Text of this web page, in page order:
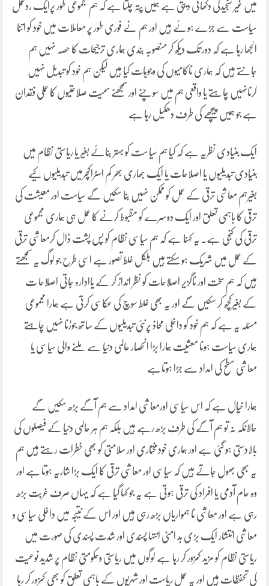
میں غیر سنجیدگی دکھائی دیتی ہے ہمیں پتہ چلتا ہے کہ ہم مجموعی طور پرایک ردعمل
سیاست سے جڑے ہوئے ہیں اور ہم نے فوری طور پر معاملات میں خود کو اتنا
الجھا رہا ہے کہ دور تک دیکھ کر منصوبہ بندی ہماری ترجیحات کا حصہ نہیں ہم
جانتے ہیں کہ ہماری ناکامیوں کی وجوہات کیا ہیں لیکن ہم خود کو تبدیل نہیں
کرنانہیں چاہتے یا واقعی ہم میں سوچنے اور سمجھنے سمیت صلاحتیوں کا عملی فقدان
ہے جو ہمیں پیچھے کی طرف دھکیل رہا ہے
ایک بنیادی نظریہ ہے کہ کیا ہم سیا ست کو بہتر بنائے بغیر یا ریاستی نظام میں
بنیادی تبدیلیوں یا اصلاحات یا ایک بھاری بھر کم اسٹراکچرمیں تبدیلیوں کیے
بغیرہم معاشی ترقی کے عمل کو ممکن نہیں بنا سکیں گے سیاست اور معیشت کی
ترقی کا باہمی تعلق اور ایک دوسرے کو مظبوط کرنے کا عمل ہی ہماری مجموعی
ترقی کی کنجی ہے۔ یہ کہنا ہے کہ ہم سیاسی نظام کو پس پشت ڈال کرمعاشی ترقی
کے عمل میں شریک ہو سکتے ہیں بلکل غلط تصور ہے اسی طرح جو لوگ یہ سمجھتے
ہیں کہ ہم سخت اور ناگزیر اصلاحات کو نظر انداز کر کے یاادارہ جاتی اصلاحا ت
کے بغیرکچھ کر سکیں گے اور یہ بھی غلط سوچ کی عکاسی کرتی ہے ہمارا مجموعی
مسئلہ یہ ہے کہ ہم خود کو داخلی محاذ پرنئی تبدیلیوں کے ساتھ جوڑنا نہیں چاہتے
ہماری سیاست ہونا معشیت ہمارا بڑا انحصار عالمی دنیا سے ملنے والی سیاسی یا
معاشی سطح کی امداد سے جڑا ہوتاہے
ہمارا خیال ہے کہ اس سیاسی اورمعاشی امداد سے ہم آگے بڑھ سکیں گے
حالانکہ نہ تو ہم آگے کی طرف بڑھ رہے ہیں بلکہ ہم ہر عالمی دنیا کے فیصلوں کی
بالادستی ہو گئی ہے اور ہماری خودمختاری اور سلامتی کو بھی خطرات رہتے ہیں ہم
یہ بھی بھول جاتے ہیں کہ سیاسی اور معاشی ترقی کا ایک بڑا شاریہ ہوتا ہے اور
وہ عام آدمی یا افراد کی ترقی ہوتی ہے یہ جو کہا گیا ہے کہ یہاں صرف غربت بڑھ
رہی ہے اور معاشی نا ہمواریاں بڑھ رہی ہیں اور اس کے نتیجہ میں داخلی سیاسی و
معاشی انتشار ایک بڑی بد امنی انتہا پسندی اور شدت پسندی کی صورت میں
ریاستی نظام کو مزید کمزور کر رہا ہے لوگوں میں ریاستی وحکومتی نظام پر شدید نوعیت
کی تحفظات ہیں اور یہ عمل ریاست اور شہریوں کے باہمی تعلق کو بھی کمزور کر رہا